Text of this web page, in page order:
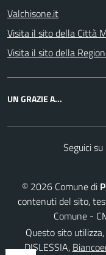
Valchisone.it
Visita il sito della Città
Visita il sito della
UN GRAZIE A...
Seguici su
© 2026Comune di
contenuti del sito,
Comune -
Questo sito
DISLESSIA,